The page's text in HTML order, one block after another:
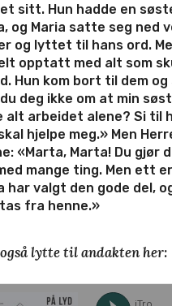
sitt. Hun hadde en
og Maria satte seg ned
og lyttet til hans ord.
opptatt med alt som
Hun kom bort til dem og
deg ikke om at min
alt arbeidet alene? Si til
hjelpe meg.» Men
«Marta, Marta! Du gjør
mange ting. Men ett
har valgt den gode del,
fra henne.»
lytte til andakten her: